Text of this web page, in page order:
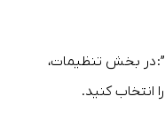
انتخاب “Notifications and Sounds”: در بخش تنظیمات،